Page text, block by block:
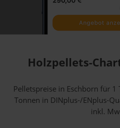
Holzpellets-
Pelletspreise in Eschborn für
Tonnen in DINplus-/ENplus-
inkl.